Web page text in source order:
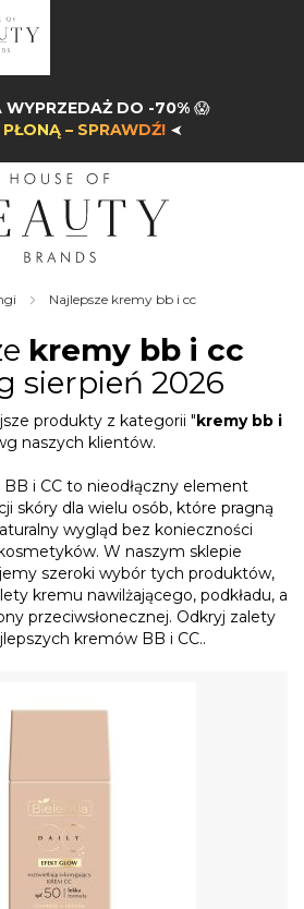
WYPRZEDAŻ DO -70% 😱
PŁONĄ – SPRAWDŹ! ➤
Najlepsze kremy bb i cc
kremy bb i cc
sierpień 2026
produkty z kategorii "kremy bb i
naszych klientów.
i CC to nieodłączny element
skóry dla wielu osób, które pragną
wygląd bez konieczności
W naszym sklepie
szeroki wybór tych produktów,
kremu nawilżającego, podkładu, a
przeciwsłonecznej. Odkryj zalety
kremów BB i CC..